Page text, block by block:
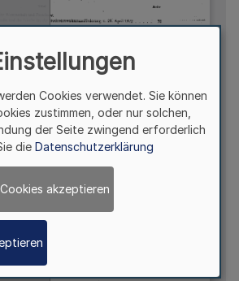
Cookies verwendet. Sie können
zustimmen, oder nur solchen,
der Seite zwingend erforderlich
die Datenschutzerklärung
akzeptieren